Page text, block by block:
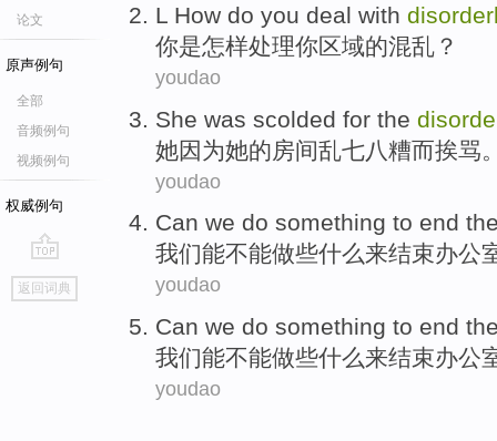
论文
原声例句
全部
音频例句
视频例句
权威例句
go
top
返回词典
L How do you deal with
你是怎样处理你区域的混乱？
youdao
She was scolded for the
她因为她的房间乱七八糟而挨骂
youdao
Can we do something to end
我们能不能做些什么来结束办公
youdao
Can we do something to end
我们能不能做些什么来结束办公
youdao